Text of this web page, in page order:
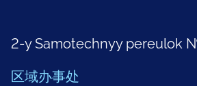
2-y Samotechnyy pereulok
区域办事处